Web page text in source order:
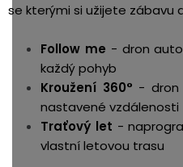
se kterými si užijete zábavu
Follow me - dron
každý pohyb
Kroužení 360° - dron
nastavené vzdálenosti
Traťový let -
vlastní letovou trasu